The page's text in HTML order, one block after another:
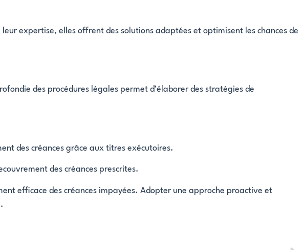
expertise, elles offrent des solutions adaptées et optimisent les chances de
des procédures légales permet d’élaborer des stratégies de
des créances grâce aux titres exécutoires.
des créances prescrites.
efficace des créances impayées. Adopter une approche proactive et